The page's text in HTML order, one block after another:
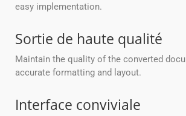
easy implementation.
Sortie de haute qualité
Maintain the quality of the converted
accurate formatting and layout.
Interface conviviale